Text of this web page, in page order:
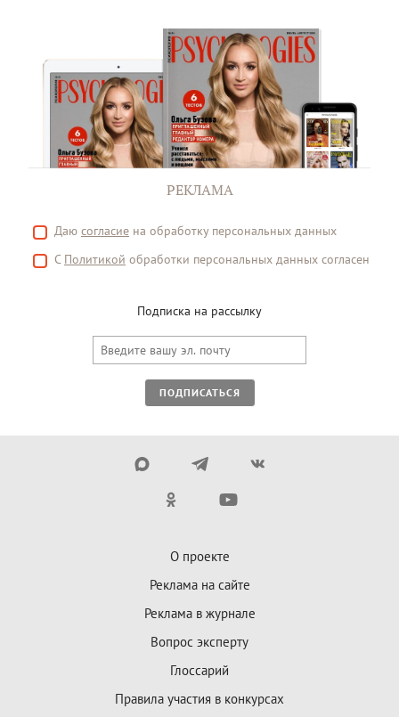
РЕКЛАМА
Даю согласие на обработку персональных данных
С Политикой обработки персональных данных согласен
Подписка на рассылку
ПОДПИСАТЬСЯ
О проекте
Реклама на сайте
Реклама в журнале
Вопрос эксперту
Глоссарий
Правила участия в конкурсах